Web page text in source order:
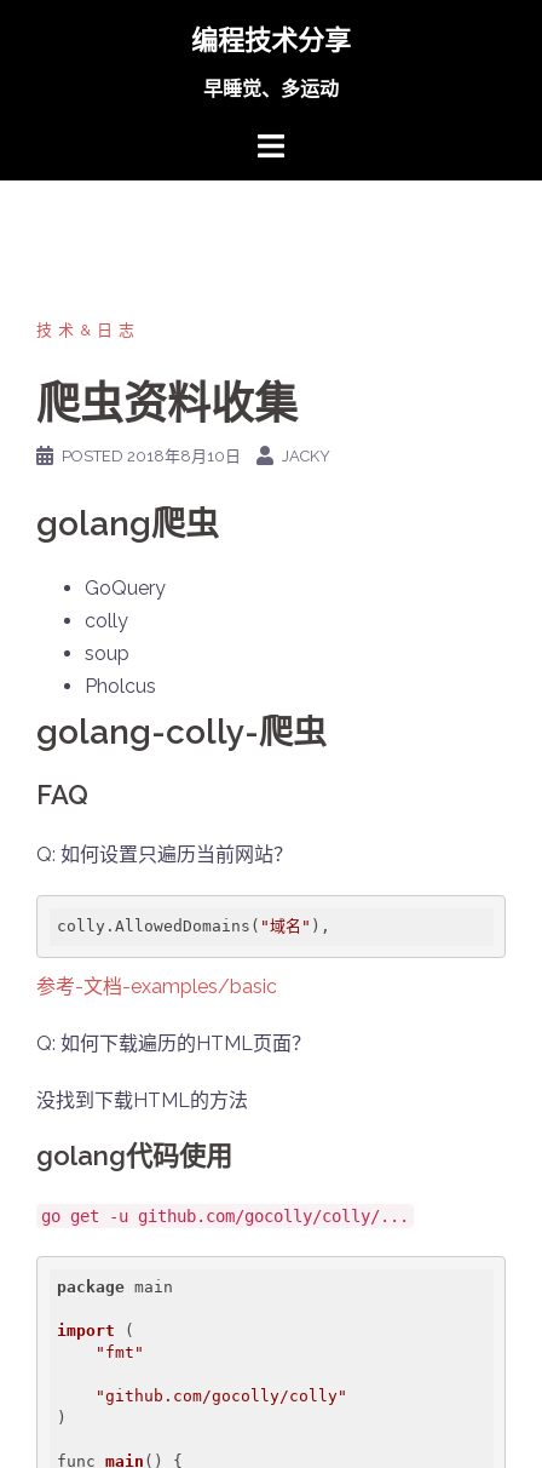
编程技术分享
早睡觉、多运动
技术&日志
爬虫资料收集
POSTED 2018年8月10日 JACKY
golang爬虫
GoQuery
colly
soup
Pholcus
golang-colly-爬虫
FAQ
Q: 如何设置只遍历当前网站？
colly.AllowedDomains( "域名" ),
参考-文档-examples/basic
Q: 如何下载遍历的HTML页面？
没找到下载HTML的方法
golang代码使用
go get -u github.com/gocolly/colly/...
package main
import
(
"fmt"
"github.com/gocolly/colly"
)
func main ()
{